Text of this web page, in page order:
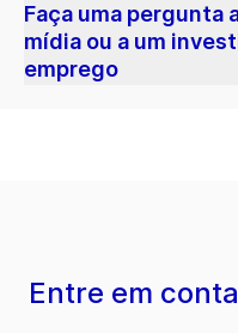
Faça uma pergunta
mídia ou a um
emprego
Entre em